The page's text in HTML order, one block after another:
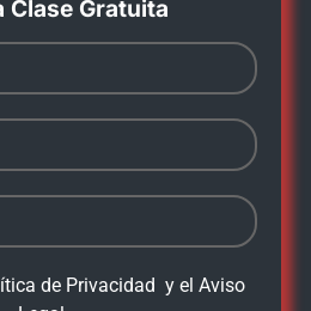
Clase Gratuita
de Privacidad y el Aviso